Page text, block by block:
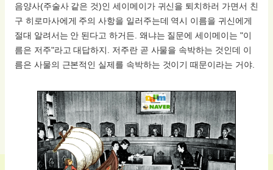
음양사(주술사 같은 것)인 세이메이가 귀신을 퇴치하러 가면서 친
구 히로마사에게 주의 사항을 일러주는데 역시 이름을 귀신에게
절대 알려서는 안 된다고 하거든. 왜냐는 질문에 세이메이는 "이
름은 저주"라고 대답하지. 저주란 곧 사물을 속박하는 것인데 이
름은 사물의 근본적인 실제를 속박하는 것이기 때문이라는 거야.